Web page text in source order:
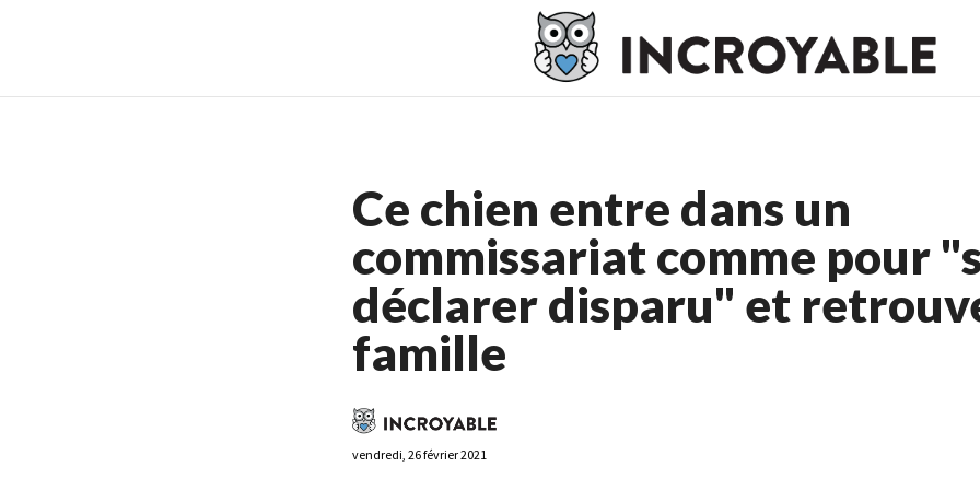
Casino En Ligne France
Ce chien entre dans un
commissariat comme pour
déclarer disparu" et
famille
vendredi, 26 février 2021